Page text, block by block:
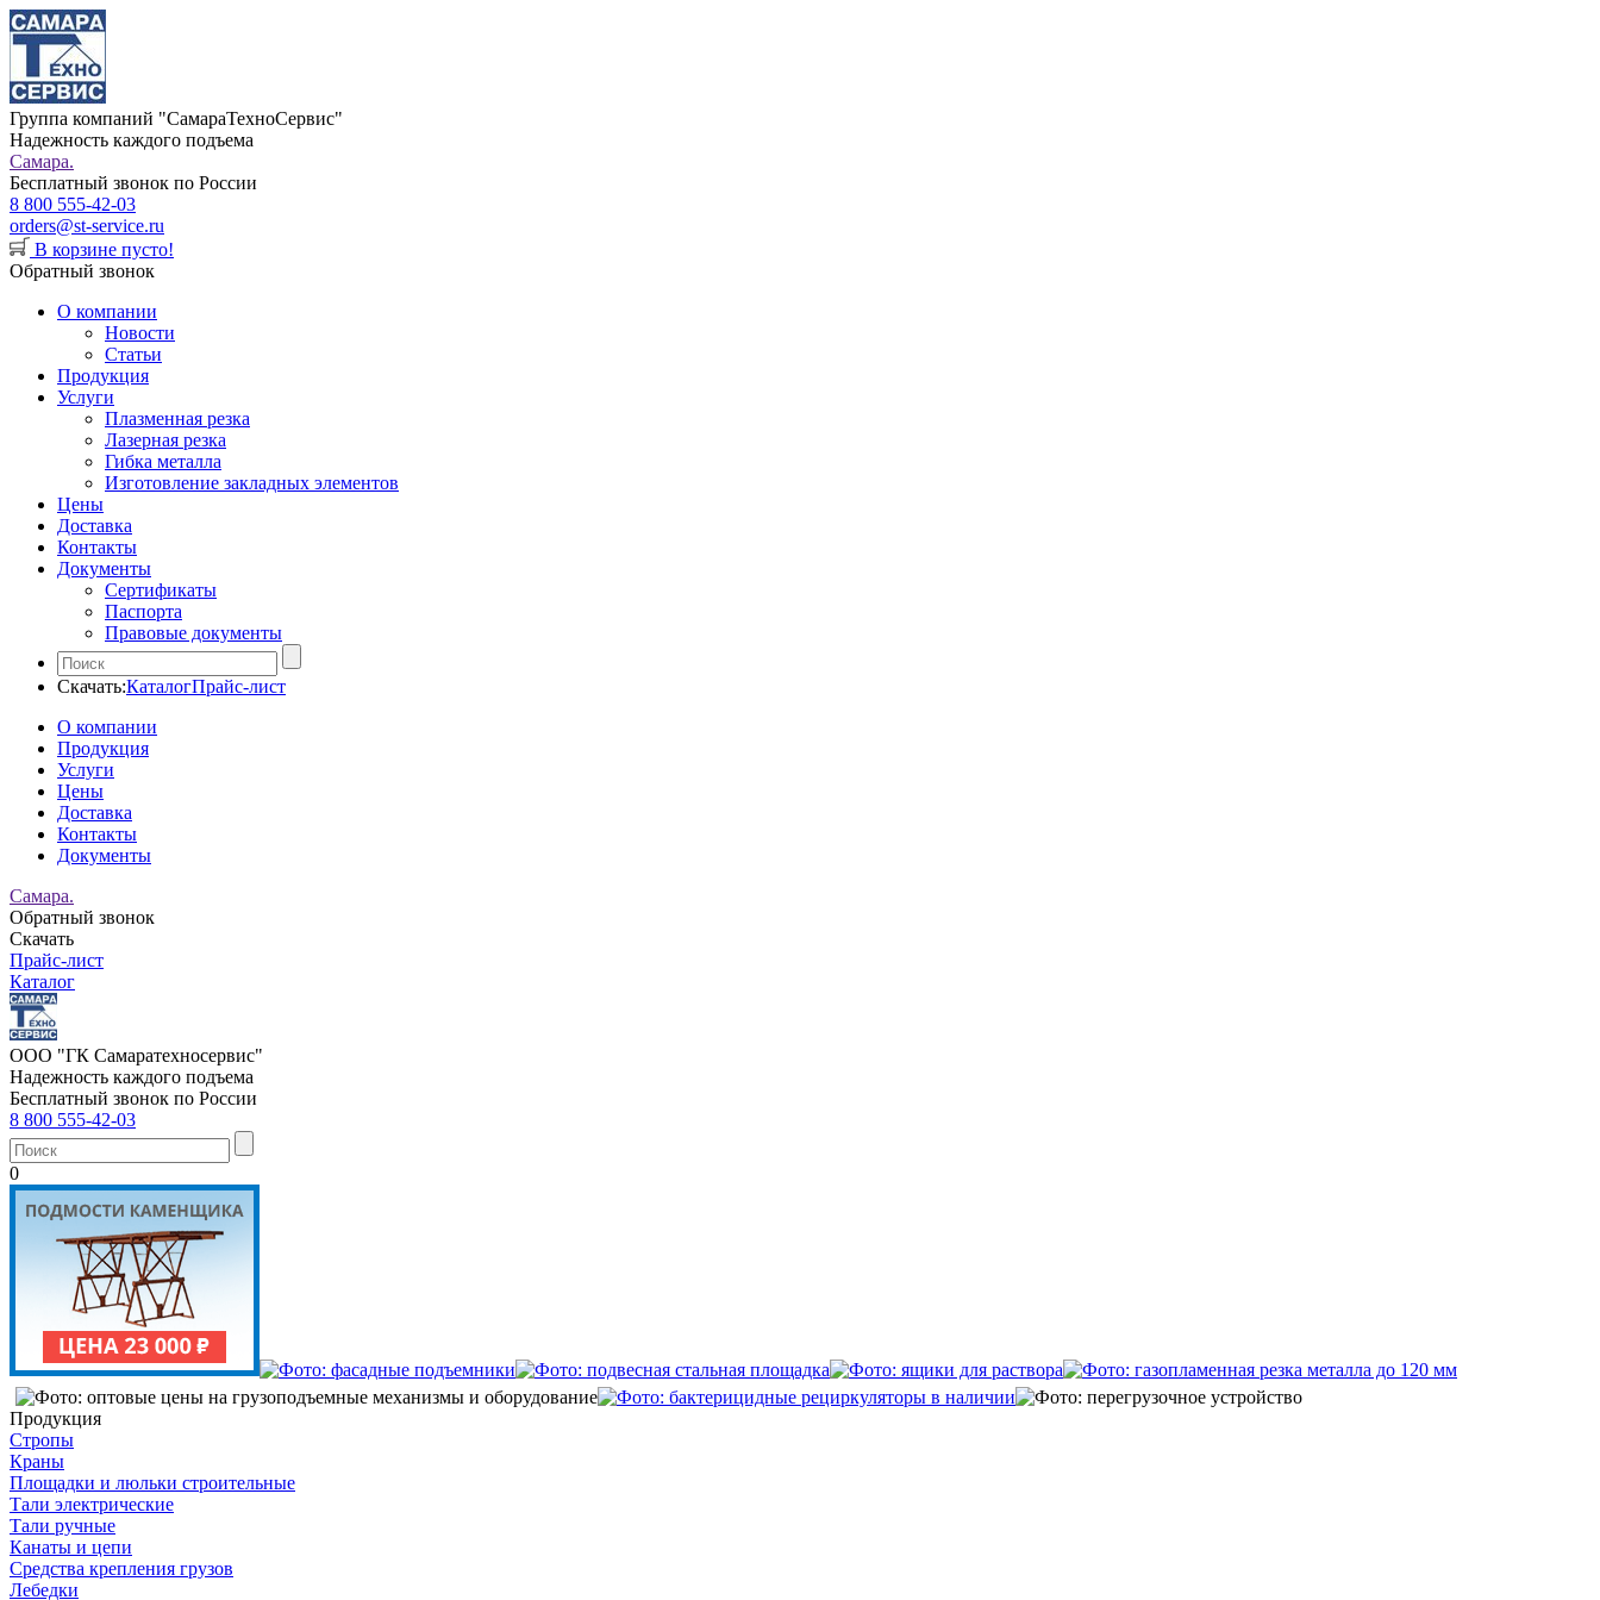
Группа компаний "СамараТехноСервис"
Надежность каждого подъема
Самара.
Бесплатный звонок по России
8 800 555-42-03
orders@st-service.ru
В корзине пусто!
Обратный звонок
О компании
Новости
Статьи
Продукция
Услуги
Плазменная резка
Лазерная резка
Гибка металла
Изготовление закладных элементов
Цены
Доставка
Контакты
Документы
Сертификаты
Паспорта
Правовые документы
Скачать:КаталогПрайс-лист
О компании
Продукция
Услуги
Цены
Доставка
Контакты
Документы
Самара.
Обратный звонок
Скачать
Прайс-лист
Каталог
ООО "ГК Самаратехносервис"
Надежность каждого подъема
Бесплатный звонок по России
8 800 555-42-03
0
Продукция
Стропы
Краны
Площадки и люльки строительные
Тали электрические
Тали ручные
Канаты и цепи
Средства крепления грузов
Лебедки